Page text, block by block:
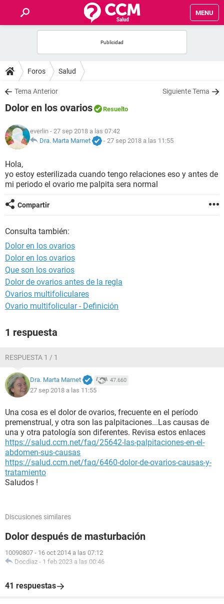
MENU
FOROS
SALUD
NUTRICIÓN
BIENESTAR
Foros Salud
Tema Anterior Siguiente Tema
Dolor en los ovarios Resuelto
everlin - 27 sep 2018 a las 07:42
Dra. Marta Marnet
- 27 sep 2018 a las 11:55
Hola,
yo estoy esterilizada cuando tengo relaciones eso y antes de
mi periodo el ovario me palpita sera normal
Compartir
Consulta también:
Dolor en los ovarios
Dolor en los ovarios
Que son los ovarios
Dolor de ovarios antes de la regla
Ovarios multifoliculares
Ovario multifolicular - Definición
1 respuesta
RESPUESTA 1 / 1
Dra. Marta Marnet 47.660
27 sep 2018 a las 11:55
Una cosa es el dolor de ovarios, frecuente en el período
premenstrual, y otra son las palpitaciones...Las causas de
una y otra patología son diferentes. Revisa estos enlaces
https://salud.ccm.net/faq/25642-las-palpitaciones-en-el-
abdomen-sus-causas
https://salud.ccm.net/faq/6460-dolor-de-ovarios-causas-y-
tratamiento
Saludos !
Discusiones similares
Dolor después de masturbación
10090807 - 16 oct 2014 a las 07:12
Docdiaz - 1 feb 2023 a las 00:46
41 respuestas